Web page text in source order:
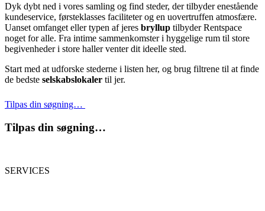
Dyk dybt ned i vores samling og find steder, der tilbyder enestående
kundeservice, førsteklasses faciliteter og en uovertruffen atmosfære.
Uanset omfanget eller typen af jeres bryllup tilbyder Rentspace
noget for alle. Fra intime sammenkomster i hyggelige rum til store
begivenheder i store haller venter dit ideelle sted.
Start med at udforske stederne i listen her, og brug filtrene til at finde
de bedste selskabslokaler til jer.
Tilpas din søgning…
Tilpas din søgning…
SERVICES